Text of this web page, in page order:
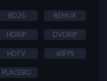
BD25 REMUX
HDRIP DVDRIP
HDTV 60FPS
PLACEBO